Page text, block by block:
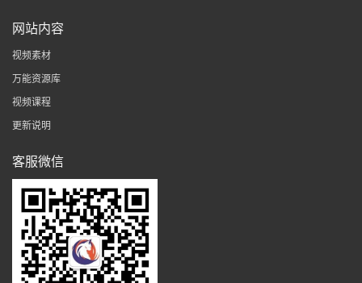
网站内容
视频素材
万能资源库
视频课程
更新说明
客服微信